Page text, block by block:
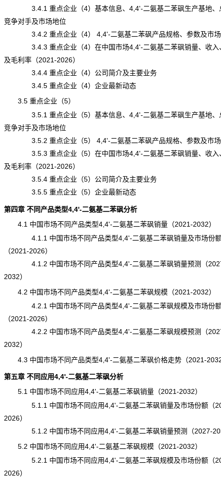
3.4.1 重点企业（4）基本信息、4,4'-二氨基二苯砜生产基地、
竞争对手及市场地位
3.4.2 重点企业（4） 4,4'-二氨基二苯砜产品规格、参数及市场
3.4.3 重点企业（4）在中国市场4,4'-二氨基二苯砜销量、收入
及毛利率（2021-2026）
3.4.4 重点企业（4）公司简介及主要业务
3.4.5 重点企业（4）企业最新动态
3.5 重点企业（5）
3.5.1 重点企业（5）基本信息、4,4'-二氨基二苯砜生产基地、
竞争对手及市场地位
3.5.2 重点企业（5） 4,4'-二氨基二苯砜产品规格、参数及市场
3.5.3 重点企业（5）在中国市场4,4'-二氨基二苯砜销量、收入
及毛利率（2021-2026）
3.5.4 重点企业（5）公司简介及主要业务
3.5.5 重点企业（5）企业最新动态
第四章 不同产品类型4,4'-二氨基二苯砜分析
4.1 中国市场不同产品类型4,4'-二氨基二苯砜销量（2021-2032）
4.1.1 中国市场不同产品类型4,4'-二氨基二苯砜销量及市场份
（2021-2026）
4.1.2 中国市场不同产品类型4,4'-二氨基二苯砜销量预测（
2032）
4.2 中国市场不同产品类型4,4'-二氨基二苯砜规模（2021-2032）
4.2.1 中国市场不同产品类型4,4'-二氨基二苯砜规模及市场份
（2021-2026）
4.2.2 中国市场不同产品类型4,4'-二氨基二苯砜规模预测（
2032）
4.3 中国市场不同产品类型4,4'-二氨基二苯砜价格走势（2021-
第五章 不同应用4,4'-二氨基二苯砜分析
5.1 中国市场不同应用4,4'-二氨基二苯砜销量（2021-2032）
5.1.1 中国市场不同应用4,4'-二氨基二苯砜销量及市场份额（
2026）
5.1.2 中国市场不同应用4,4'-二氨基二苯砜销量预测（2027-
5.2 中国市场不同应用4,4'-二氨基二苯砜规模（2021-2032）
5.2.1 中国市场不同应用4,4'-二氨基二苯砜规模及市场份额（
2026）